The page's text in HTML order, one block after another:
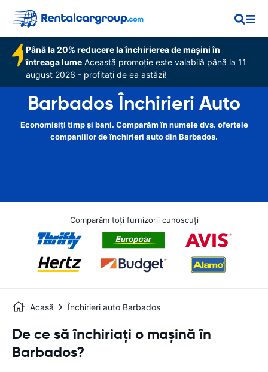
Până la 20% reducere la închirierea de mașini în
întreaga lume Această promoție este valabilă până la 11
august 2026 - profitați de ea astăzi!
Barbados Închirieri Auto
Economisiți timp și bani. Comparăm în numele dvs. ofertele
companiilor de închirieri auto din Barbados.
Comparăm toți furnizorii cunoscuți
Acasă Închirieri auto Barbados
De ce să închiriați o mașină în
Barbados?